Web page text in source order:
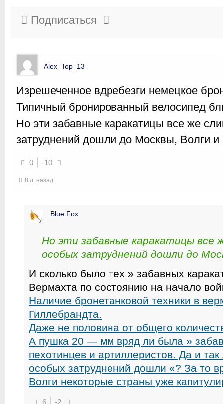
Подписаться
Alex_Top_13
Изрешеченное вдребезги немецкое
Типичный бронированный велосипед
Но эти забавные каракатицы все же
затруднений дошли до Москвы, Волги и
0 -10
8 л. назад
Blue Fox
Но эти забавные каракатицы все
особых затруднений дошли до
И сколько было тех » забавных
Вермахта по состоянию на начало
Наличие бронетанковой техники в
Гиллебрандта.
Даже не половина от общего
А пушка 20 — мм вряд ли была »
пехотинцев и артиллеристов. Да и
особых затруднений дошли «? За то
Волги некоторые страны уже
6 -2